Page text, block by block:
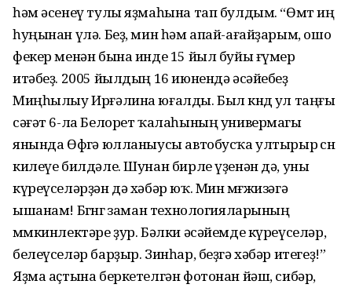
һәм әсенеү тулы яҙмаһына тап булдым. “Өмөт иң
һуңынан үлә. Беҙ, мин һәм апай-ағайҙарым, ошо
фекер менән бына инде 15 йыл буйы ғүмер
итәбеҙ. 2005 йылдың 16 июнендә әсәйебеҙ
Миңһылыу Ирғәлина юғалды. Был көндө ул таңғы
сәғәт 6-ла Белорет ҡалаһының универмагы
янында Өфөгә юлланыусы автобусҡа ултырыр өсөн
килеүе билдәле. Шунан бирле үҙенән дә, уны
күреүселәрҙән дә хәбәр юҡ. Мин мөғжизәгә
ышанам! Бөгөнгө заман технологияларының
мөмкинлектәре ҙур. Бәлки әсәйемде күреүселәр,
белеүселәр барҙыр. Зинһар, беҙгә хәбәр итегеҙ!”
Яҙма аҫтына беркетелгән фотонан йәш, сибәр,